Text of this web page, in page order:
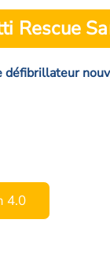
Rescue
défibrillateur
4.0